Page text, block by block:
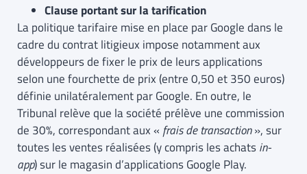
Clause portant sur la tarification
La politique tarifaire mise en place par Google dans le
cadre du contrat litigieux impose notamment aux
développeurs de fixer le prix de leurs applications
selon une fourchette de prix (entre 0,50 et 350 euros)
définie unilatéralement par Google. En outre, le
Tribunal relève que la société prélève une commission
de 30%, correspondant aux « frais de transaction», sur
toutes les ventes réalisées (y compris les achatsin-
app) sur le magasin d’applications Google Play.